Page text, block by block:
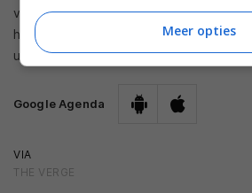
vaak doen, dan zal je agenda dat doel
hetzelfde tijdstip plannen. De nieuwe
uitgerold naar Android en iOS.
Google Agenda
VIA
THE VERGE
Meer opties